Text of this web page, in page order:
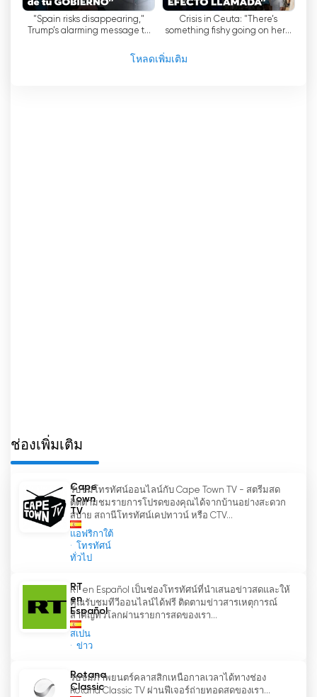
อย่างไรก็ตาม สิ่งสำคัญที่ควรกล่าวถึงคือ Trece TV
เคยถูกวิพากษ์วิจารณ์และถูกกล่าวหาว่าเป็นช่องอนุรักษ์
นิยมสุดโต่ง บางคนโต้แย้งว่าช่องนี้
รายการต่างๆ อาจ
มีอคติไปทางอุดมการณ์บางอย่าง และอาจไม่ได้นำ
"Spain risks disappearing,"
Trump’s alarming message to
Crisis in Ceuta: "There’s
something fishy going on here,
โหลดเพิ่มเติม
ช่องเพิ่มเติม
Cape
Town
TV
แอฟริกาใต้
โทรทัศน์
ทั่วไป
รับชมโทรทัศน์ออนไลน์กับ Cape Town TV - สตรีมสด
ติดตามชมรายการโปรดของคุณได้จากบ้านอย่างสะดวก
สบาย สถานีโทรทัศน์เคปทาวน์ หรือ CTV...
RT
en
Español
สเปน
ข่าว
RT en Español เป็นช่องโทรทัศน์ที่นำเสนอข่าวสดและให้
คุณรับชมทีวีออนไลน์ได้ฟรี ติดตามข่าวสารเหตุการณ์
สำคัญทั่วโลกผ่านรายการสดของเรา...
Rotana
Classic
รับชมภาพยนตร์คลาสสิกเหนือกาลเวลาได้ทางช่อง
Rotana Classic TV ผ่านฟีเจอร์ถ่ายทอดสดของเรา...